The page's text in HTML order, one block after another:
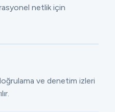
netlik için
ve denetim izleri